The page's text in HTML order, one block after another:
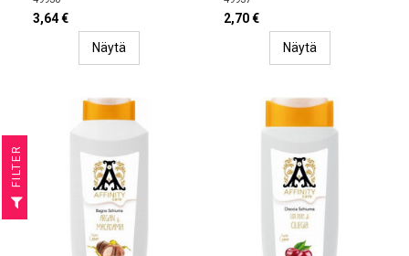
3,64 €
Näytä
2,70 €
Näytä
R